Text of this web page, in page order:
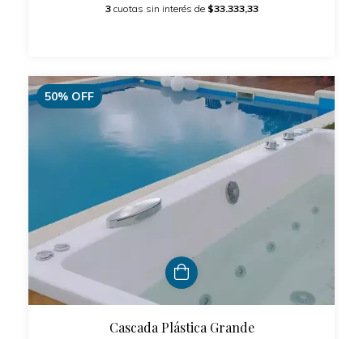
3 cuotas sin interés de $33.333,33
50% OFF
Cascada Plástica Grande